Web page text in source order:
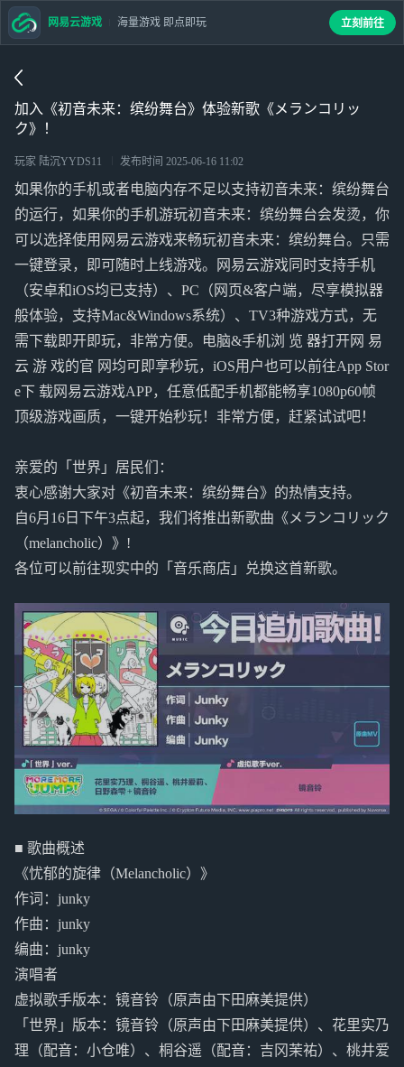
加入《初音未来：缤纷舞台》体验新歌《メランコリッ
ク》！
玩家 陆沉YYDS11 发布时间 2025-06-16 11:02
如果你的手机或者电脑内存不足以支持初音未来：缤纷舞台
的运行，如果你的手机游玩初音未来：缤纷舞台会发烫，你
可以选择使用网易云游戏来畅玩初音未来：缤纷舞台。只需
一键登录，即可随时上线游戏。网易云游戏同时支持手机
（安卓和iOS均已支持）、PC（网页&客户端，尽享模拟器
般体验，支持Mac&Windows系统）、TV3种游戏方式，无
需下载即开即玩，非常方便。电脑&手机浏 览 器打开网 易
云 游 戏的官 网均可即享秒玩，iOS用户也可以前往App Stor
e下 载网易云游戏APP，任意低配手机都能畅享1080p60帧
顶级游戏画质，一键开始秒玩！非常方便，赶紧试试吧！
亲爱的「世界」居民们：
衷心感谢大家对《初音未来：缤纷舞台》的热情支持。
自6月16日下午3点起，我们将推出新歌曲《メランコリック
（melancholic）》!
各位可以前往现实中的「音乐商店」兑换这首新歌。
■ 歌曲概述
《忧郁的旋律（Melancholic）》
作词：junky
作曲：junky
编曲：junky
演唱者
虚拟歌手版本：镜音铃（原声由下田麻美提供）
「世界」版本：镜音铃（原声由下田麻美提供）、花里实乃
理（配音：小仓唯）、桐谷遥（配音：吉冈茉祐）、桃井爱
网易云游戏 海量游戏 即点即玩 立刻前往